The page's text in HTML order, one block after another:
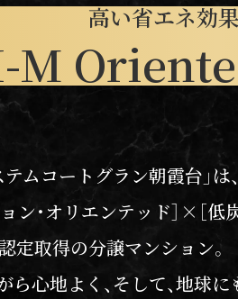
高い省エネ効
M
テムコートグラン朝霞台」は、
ン・オリエンテッド］ × ［低
定取得の分譲マンション。
心地よく、そして、地球に